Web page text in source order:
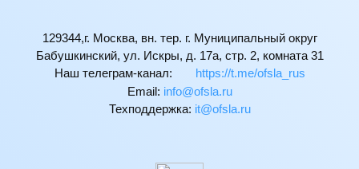
129344,г. Москва, вн. тер. г. Муниципальный округ
Бабушкинский, ул. Искры, д. 17а, стр. 2, комната 31
Наш телеграм-канал:
https://t.me/ofsla_rus
Email: ur.alsfo@ofni
Техподдержка: ur.alsfo@ti